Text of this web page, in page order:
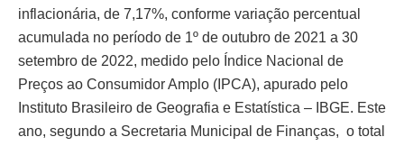
inflacionária, de 7,17%, conforme variação percentual
acumulada no período de 1º de outubro de 2021 a 30
setembro de 2022, medido pelo Índice Nacional de
Preços ao Consumidor Amplo (IPCA), apurado pelo
Instituto Brasileiro de Geografia e Estatística – IBGE. Este
ano, segundo a Secretaria Municipal de Finanças, o total